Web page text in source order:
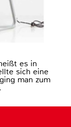
es in
sich eine
man zum